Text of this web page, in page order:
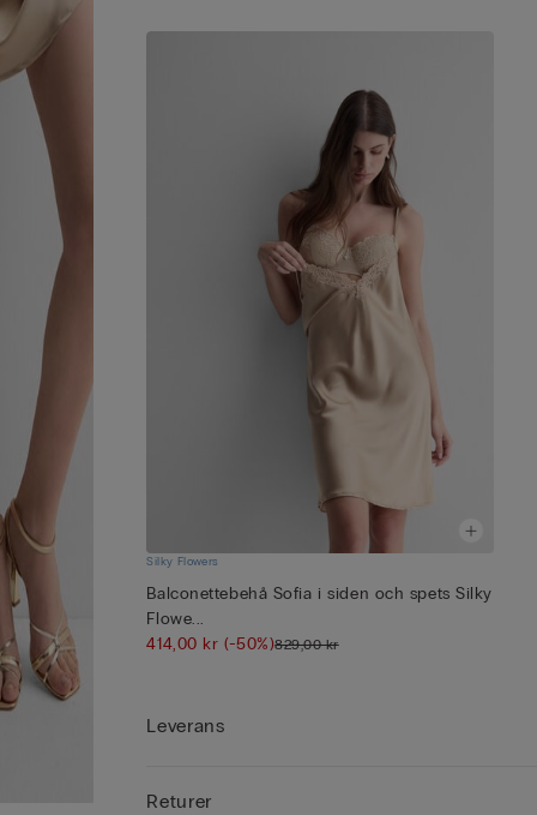
Silky Flowers
Balconettebehå Sofia i siden och spets Silky
Flowe...
414,00 kr (-50%)829,00 kr
Leverans
Returer